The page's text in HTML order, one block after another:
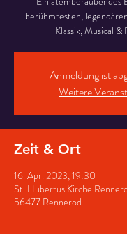
berühmtesten,
Klassik, Musical &
Anmeldung ist
Weitere
Zeit & Ort
16. Apr. 2023, 19:30
St. Hubertus Kirche
56477 Rennerod